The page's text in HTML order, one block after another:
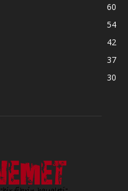
60
54
42
37
30